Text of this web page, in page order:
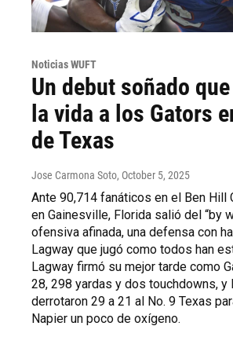
Noticias WUFT
Un debut soñado
la vida a los Gators
de Texas
Jose Carmona Soto, October 5, 2025
Ante 90,714 fanáticos en el Ben Hill
en Gainesville, Florida salió del “by
ofensiva afinada, una defensa con
Lagway que jugó como todos han
Lagway firmó su mejor tarde como
28, 298 yardas y dos touchdowns, y
derrotaron 29 a 21 al No. 9 Texas
Napier un poco de oxígeno.